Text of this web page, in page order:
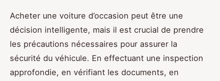
Acheter une voiture d’occasion peut être une
décision intelligente, mais il est crucial de prendre
les précautions nécessaires pour assurer la
sécurité du véhicule. En effectuant une inspection
approfondie, en vérifiant les documents, en